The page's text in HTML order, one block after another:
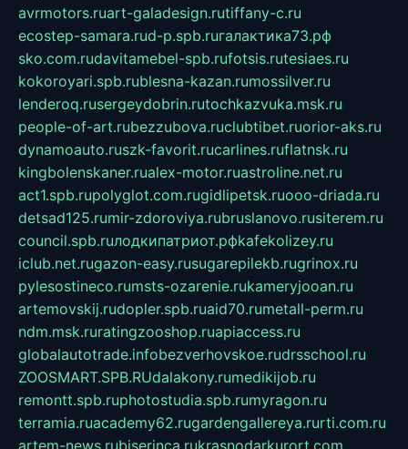
avrmotors.ruart-galadesign.rutiffany-c.ru
ecostep-samara.rud-p.spb.ruгалактика73.рф
sko.com.rudavitamebel-spb.rufotsis.rutesiaes.ru
kokoroyari.spb.rublesna-kazan.rumossilver.ru
lenderoq.rusergeydobrin.rutochkazvuka.msk.ru
people-of-art.rubezzubova.ruclubtibet.ruorior-aks.ru
dynamoauto.ruszk-favorit.rucarlines.ruflatnsk.ru
kingbolenskaner.rualex-motor.ruastroline.net.ru
act1.spb.rupolyglot.com.rugidlipetsk.ruooo-driada.ru
detsad125.rumir-zdoroviya.rubruslanovo.rusiterem.ru
council.spb.ruлодкипатриот.рфkafekolizey.ru
iclub.net.rugazon-easy.rusugarepilekb.rugrinox.ru
pylesostineco.rumsts-ozarenie.rukameryjooan.ru
artemovskij.rudopler.spb.ruaid70.rumetall-perm.ru
ndm.msk.ruratingzooshop.ruapiaccess.ru
globalautotrade.infobezverhovskoe.rudrsschool.ru
ZOOSMART.SPB.RUdalakony.rumedikijob.ru
remontt.spb.ruphotostudia.spb.rumyragon.ru
terramia.ruacademy62.rugardengallereya.rurti.com.ru
artem-news.rubiserinca.rukrasnodarkurort.com